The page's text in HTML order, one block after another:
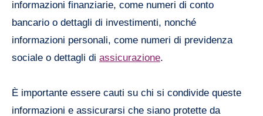
informazioni finanziarie, come numeri di conto
bancario o dettagli di investimenti, nonché
informazioni personali, come numeri di previdenza
sociale o dettagli di assicurazione.
È importante essere cauti su chi si condivide queste
informazioni e assicurarsi che siano protette da